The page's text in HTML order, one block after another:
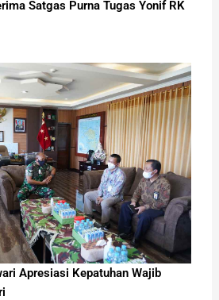
Satgas Purna Tugas Yonif RK
Apresiasi Kepatuhan Wajib